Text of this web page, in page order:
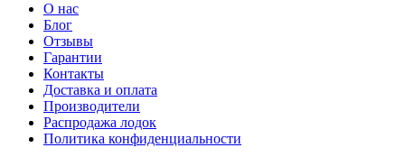
О нас
Блог
Отзывы
Гарантии
Контакты
Доставка и оплата
Производители
Распродажа лодок
Политика конфиденциальности